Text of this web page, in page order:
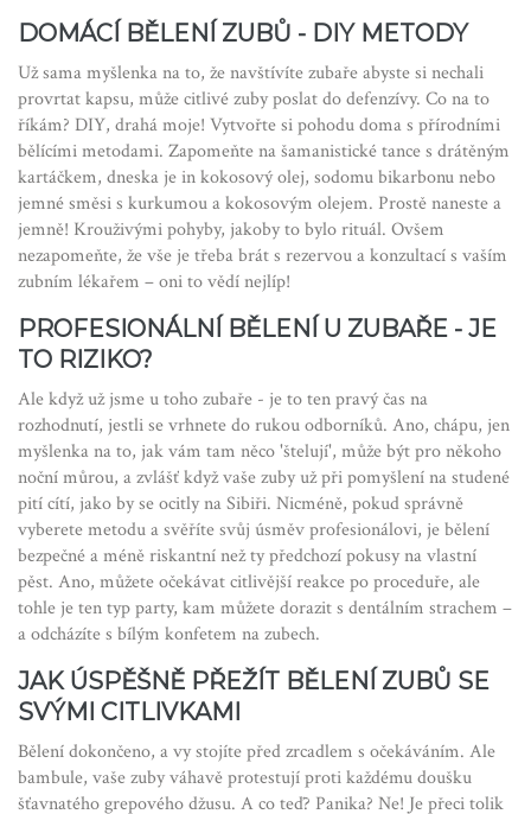
DOMÁCÍ BĚLENÍ ZUBŮ - DIY METODY
Už sama myšlenka na to, že navštívíte zubaře abyste si nechali
provrtat kapsu, může citlivé zuby poslat do defenzívy. Co na to
říkám? DIY, drahá moje! Vytvořte si pohodu doma s přírodními
bělícími metodami. Zapomeňte na šamanistické tance s drátěným
kartáčkem, dneska je in kokosový olej, sodomu bikarbonu nebo
jemné směsi s kurkumou a kokosovým olejem. Prostě naneste a
jemně! Krouživými pohyby, jakoby to bylo rituál. Ovšem
nezapomeňte, že vše je třeba brát s rezervou a konzultací s vaším
zubním lékařem – oni to vědí nejlíp!
PROFESIONÁLNÍ BĚLENÍ U ZUBAŘE - JE
TO RIZIKO?
Ale když už jsme u toho zubaře - je to ten pravý čas na
rozhodnutí, jestli se vrhnete do rukou odborníků. Ano, chápu, jen
myšlenka na to, jak vám tam něco 'štelují', může být pro někoho
noční můrou, a zvlášť když vaše zuby už při pomyšlení na studené
pití cítí, jako by se ocitly na Sibiři. Nicméně, pokud správně
vyberete metodu a svěříte svůj úsměv profesionálovi, je bělení
bezpečné a méně riskantní než ty předchozí pokusy na vlastní
pěst. Ano, můžete očekávat citlivější reakce po proceduře, ale
tohle je ten typ party, kam můžete dorazit s dentálním strachem –
a odcházíte s bílým konfetem na zubech.
JAK ÚSPĚŠNĚ PŘEŽÍT BĚLENÍ ZUBŮ SE
SVÝMI CITLIVKAMI
Bělení dokončeno, a vy stojíte před zrcadlem s očekáváním. Ale
bambule, vaše zuby váhavě protestují proti každému doušku
šťavnatého grepového džusu. A co teď? Panika? Ne! Je přeci tolik